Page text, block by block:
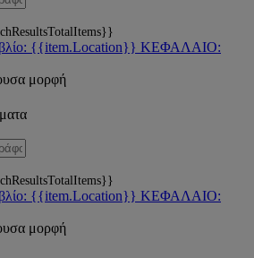
{{item.Location}} ΚΕΦΑΛΑΙΟ:
μορφή
{{item.Location}} ΚΕΦΑΛΑΙΟ:
μορφή